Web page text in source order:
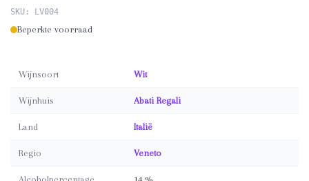
SKU: LV004
Beperkte voorraad
Wijnsoort Wit
Wijnhuis Abati Regali
Land Italië
Regio Veneto